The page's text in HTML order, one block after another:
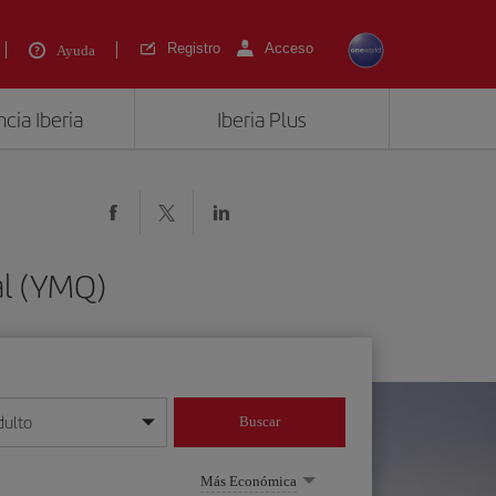
Ayuda Registro Acceso
Iberia Iberia Plus
(YMQ)
mes/año
Buscar
Más Económica